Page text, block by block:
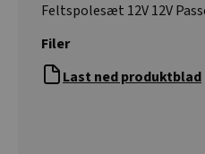
Feltspolesæt 12V 12V
Filer
Last ned produktblad